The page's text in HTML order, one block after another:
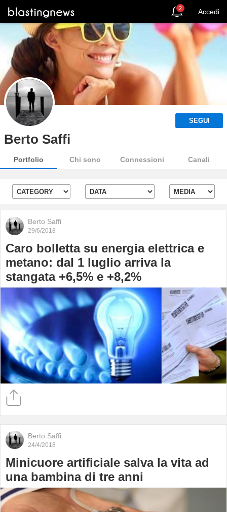
2 Accedi
SEGUI
Berto Saffi
Portfolio Chi sono Connessioni Canali
Berto Saffi
29/6/2018
Caro bolletta su energia elettrica e
metano: dal 1 luglio arriva la
stangata +6,5% e +8,2%
Berto Saffi
24/4/2018
Minicuore artificiale salva la vita ad
una bambina di tre anni